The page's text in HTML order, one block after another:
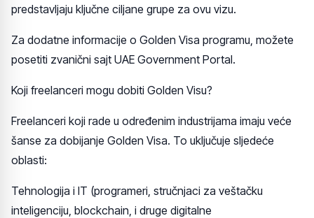
predstavljaju ključne ciljane grupe za ovu vizu.
Za dodatne informacije o Golden Visa programu, možete
posetiti zvanični sajt UAE Government Portal.
Koji freelanceri mogu dobiti Golden Visu?
Freelanceri koji rade u određenim industrijama imaju veće
šanse za dobijanje Golden Visa. To uključuje sljedeće
oblasti:
Tehnologija i IT (programeri, stručnjaci za veštačku
inteligenciju, blockchain, i druge digitalne